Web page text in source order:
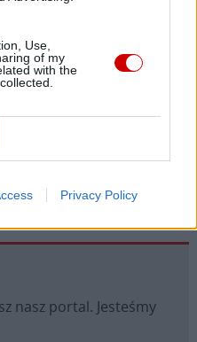
Use,
of my
with the
Privacy Policy
najwięcej nauczył się
małżeństwo z
w domu w czasie fali
troski o skrzywdzonych
tworzą sieć pomocy i
nasz portal. Jesteśmy